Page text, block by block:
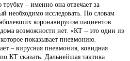
– именно она отвечает за
необходимо исследовать. По словам
коронавирусом пациентов
возможности нет. «КТ – это один из
показывает пневмонию.
– вирусная пневмония, ковидная
КТ сказать. Дальнейшая тактика